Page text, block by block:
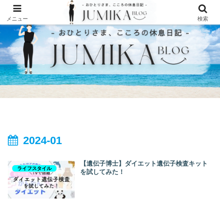
2024-01
ライフスタイル
【遺伝子博士】ダイエット遺伝子検査キット
を試してみた！
メニュー 検索